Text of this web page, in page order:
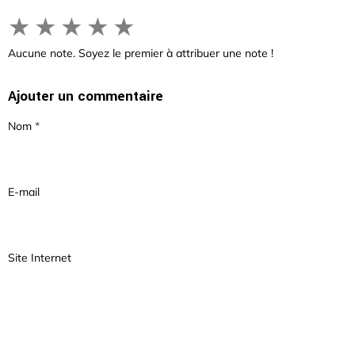
★ ★ ★ ★ ★
Aucune note. Soyez le premier à attribuer une note !
Ajouter un commentaire
Nom
E-mail
Site Internet